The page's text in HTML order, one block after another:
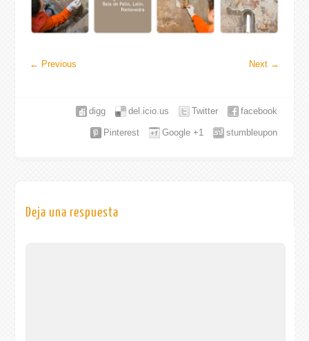
← Previous Next →
facebook
Twitter
del.icio.us
digg
stumbleupon
Google +1
Pinterest
Deja una respuesta